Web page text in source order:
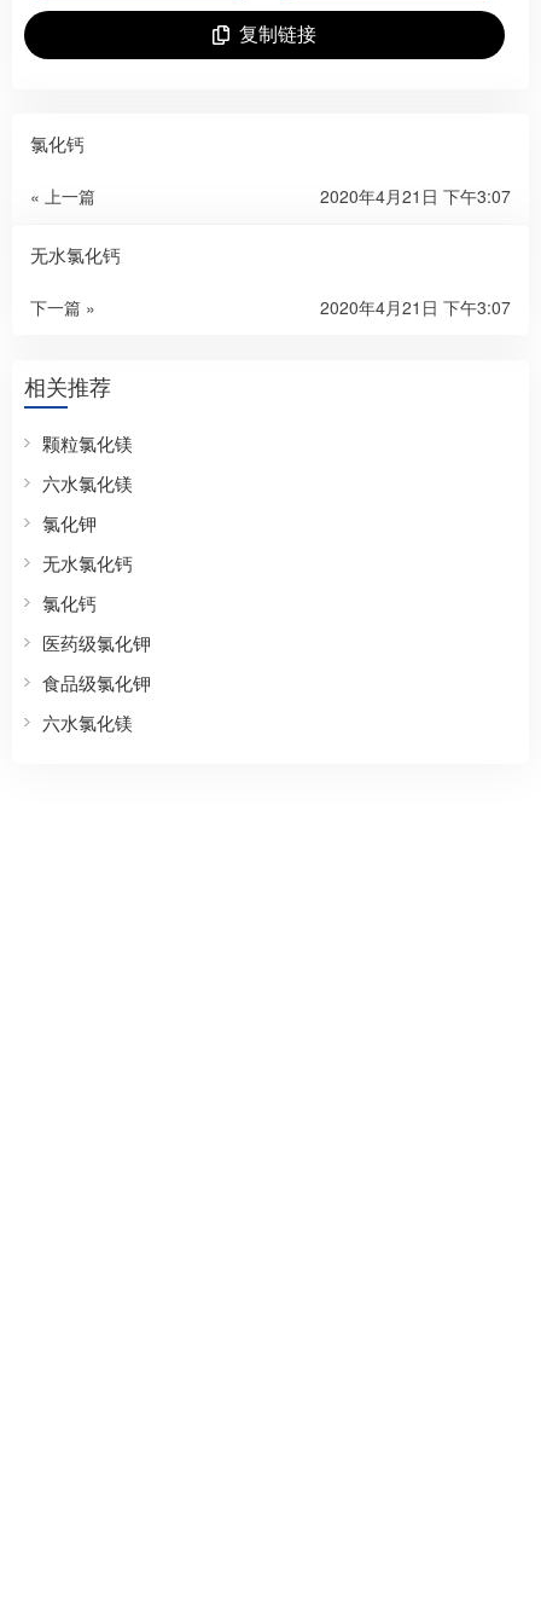
复制链接
氯化钙
« 上一篇 2020年4月21日 下午3:07
无水氯化钙
下一篇 » 2020年4月21日 下午3:07
相关推荐
颗粒氯化镁
六水氯化镁
氯化钾
无水氯化钙
氯化钙
医药级氯化钾
食品级氯化钾
六水氯化镁